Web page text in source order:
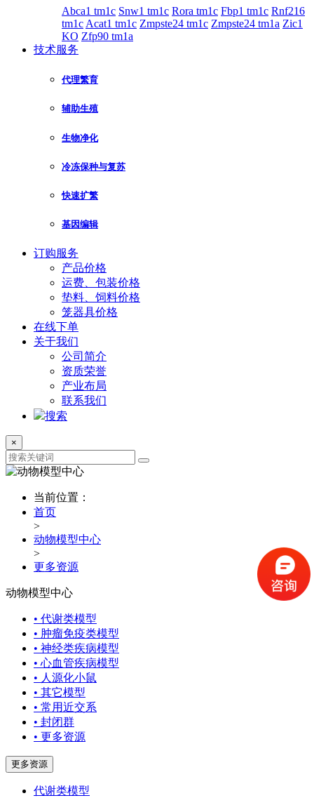
Abca1 tm1c Snw1 tm1c Rora tm1c Fbp1 tm1c Rnf216
tm1c Acat1 tm1c Zmpste24 tm1c Zmpste24 tm1a Zic1
KO Zfp90 tm1a
技术服务
代理繁育
辅助生殖
生物净化
冷冻保种与复苏
快速扩繁
基因编辑
订购服务
产品价格
运费、包装价格
垫料、饲料价格
笼器具价格
在线下单
关于我们
公司简介
资质荣誉
产业布局
联系我们
搜索
×
当前位置：
首页
>
动物模型中心
>
更多资源
动物模型中心
• 代谢类模型
• 肿瘤免疫类模型
• 神经类疾病模型
• 心血管疾病模型
• 人源化小鼠
• 其它模型
• 常用近交系
• 封闭群
• 更多资源
更多资源
代谢类模型